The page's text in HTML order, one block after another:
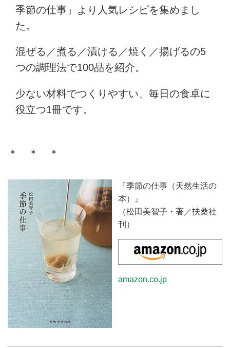
季節の仕事」より人気レシピを集めまし
た。
混ぜる／煮る／漬ける／焼く／揚げるの5
つの調理法で100品を紹介。
少ない材料でつくりやすい、毎日の食卓に
役立つ1冊です。
＊ ＊ ＊
『季節の仕事（天然生活の
本）』
（松田美智子・著／扶桑社
刊）
amazon.co.jp